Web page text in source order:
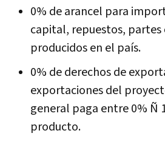
0% de arancel para
capital, repuestos, partes
producidos en el país.
0% de derechos de
exportaciones del
general paga entre 0% Ñ
producto.